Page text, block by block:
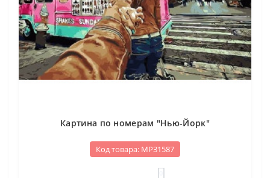
Картина по номерам "Нью-Йорк"
Код товара: МР31587